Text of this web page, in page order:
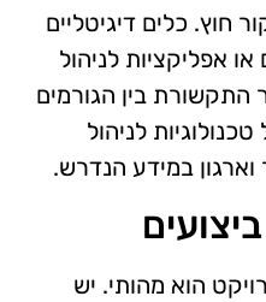
חוץ. כלים דיגיטליים
אפליקציות לניהול
התקשורת בין הגורמים
לניהול
במידע הנדרש.
הוא מהותי. יש